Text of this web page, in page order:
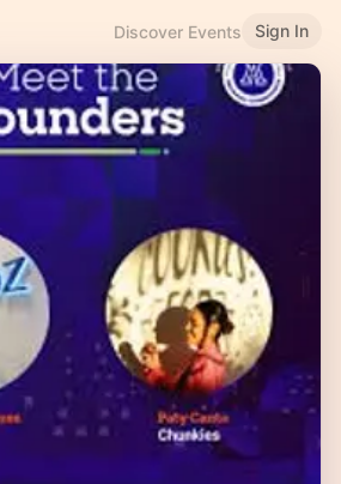
Discover Events Sign In